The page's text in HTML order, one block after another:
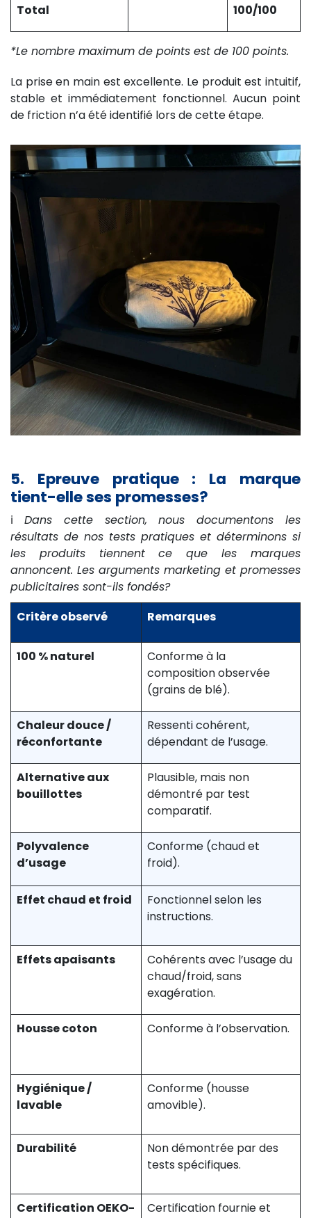
Total 100/100
*Le nombre maximum de points est de 100 points.
La prise en main est excellente. Le produit est intuitif,
stable et immédiatement fonctionnel. Aucun point
de friction n’a été identifié lors de cette étape.
5. Epreuve pratique : La marque
tient-elle ses promesses?
ℹ️ Dans cette section, nous documentons les
résultats de nos tests pratiques et déterminons si
les produits tiennent ce que les marques
annoncent. Les arguments marketing et promesses
publicitaires sont-ils fondés?
Critère observé
Remarques
100 % naturel
Conforme à la
composition observée
(grains de blé).
Chaleur douce /
réconfortante
Ressenti cohérent,
dépendant de l’usage.
Alternative aux
bouillottes
Plausible, mais non
démontré par test
comparatif.
Polyvalence
d’usage
Conforme (chaud et
froid).
Effet chaud et froid
Fonctionnel selon les
instructions.
Effets apaisants
Cohérents avec l’usage du
chaud/froid, sans
exagération.
Housse coton Conforme à l’observation.
Hygiénique /
lavable
Conforme (housse
amovible).
Durabilité
Non démontrée par des
tests spécifiques.
Certification OEKO-
Certification fournie et